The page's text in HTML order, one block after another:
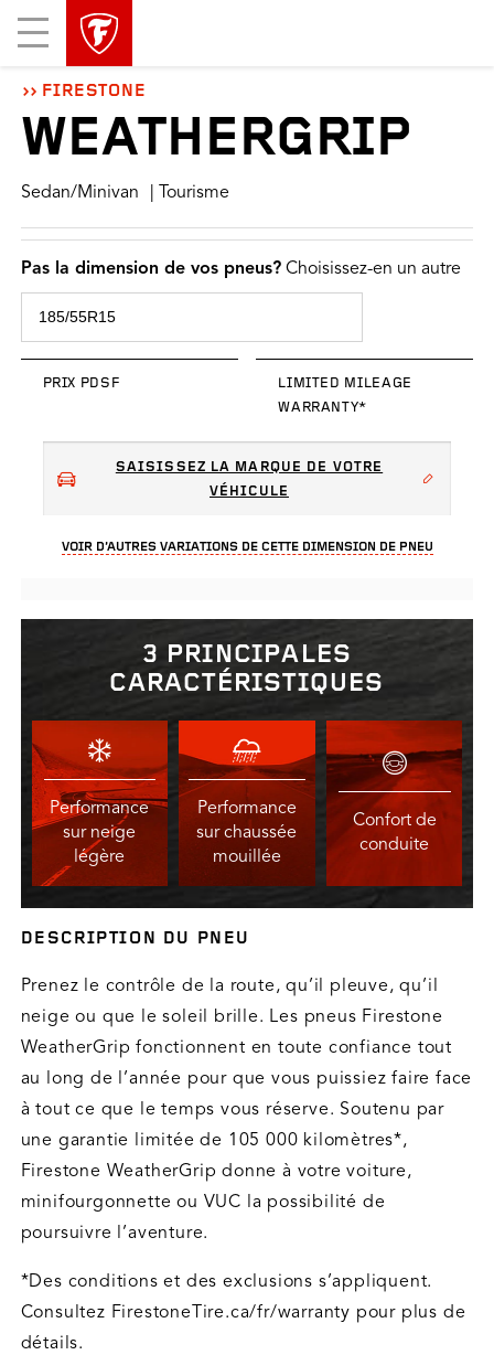
principale
Mobile
Menu
skipped
FIRESTONE
WEATHERGRIP
Sedan/Minivan | Tourisme
Pas la dimension de vos pneus?Choisissez-en un autre
PRIX PDSF
LIMITED MILEAGE
WARRANTY*
SAISISSEZ LA MARQUE DE VOTRE
VÉHICULE
VOIR D’AUTRES VARIATIONS DE CETTE DIMENSION DE PNEU
3 PRINCIPALES
CARACTÉRISTIQUES
Performance
sur neige
légère
Performance
sur chaussée
mouillée
Confort de
conduite
DESCRIPTION DU PNEU
Prenez le contrôle de la route, qu’il pleuve, qu’il
neige ou que le soleil brille. Les pneus Firestone
WeatherGrip fonctionnent en toute confiance tout
au long de l’année pour que vous puissiez faire face
à tout ce que le temps vous réserve. Soutenu par
une garantie limitée de 105 000 kilomètres*,
Firestone WeatherGrip donne à votre voiture,
minifourgonnette ou VUC la possibilité de
poursuivre l’aventure.
*Des conditions et des exclusions s’appliquent.
Consultez FirestoneTire.ca/fr/warranty pour plus de
détails.